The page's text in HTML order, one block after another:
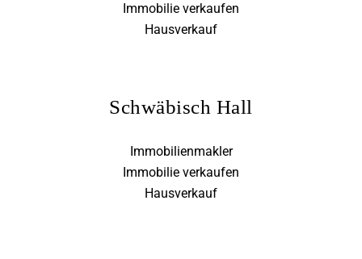
Immobilie verkaufen
Hausverkauf
Schwäbisch Hall
Immobilienmakler
Immobilie verkaufen
Hausverkauf